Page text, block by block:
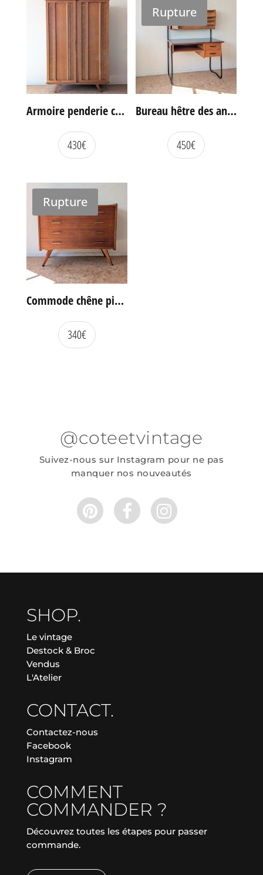
Armoire penderie chêne et rotin des années 60
430€
Rupture
Bureau hêtre des années 60
450€
Rupture
Commode chêne pieds compas vintage
340€
@coteetvintage
Suivez-nous sur Instagram pour ne pas
manquer nos nouveautés
SHOP.
Le vintage
Destock & Broc
Vendus
L'Atelier
CONTACT.
Contactez-nous
Facebook
Instagram
COMMENT
COMMANDER ?
Découvrez toutes les étapes pour passer
commande.